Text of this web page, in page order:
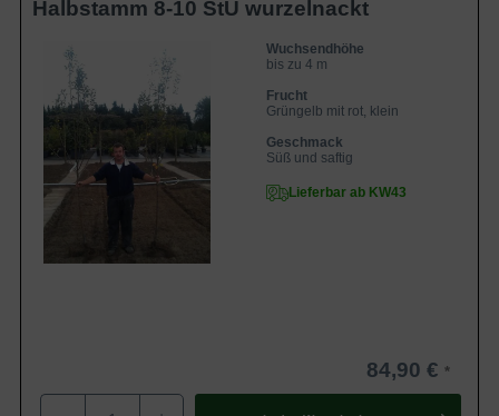
Halbstamm 8-10 StU wurzelnackt
Wuchsendhöhe
bis zu 4 m
Frucht
Grüngelb mit rot, klein
Geschmack
Süß und saftig
Lieferbar ab KW43
84,90 €